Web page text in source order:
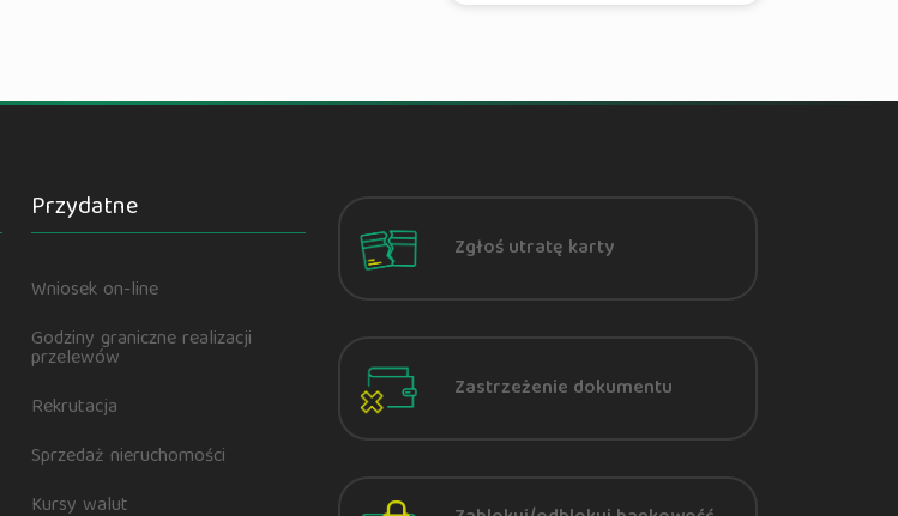
Przydatne
Wniosek on-line
Godziny graniczne realizacji
przelewów
Rekrutacja
Sprzedaż nieruchomości
Kursy walut
Zgłoś utratę karty
Zastrzeżenie dokumentu